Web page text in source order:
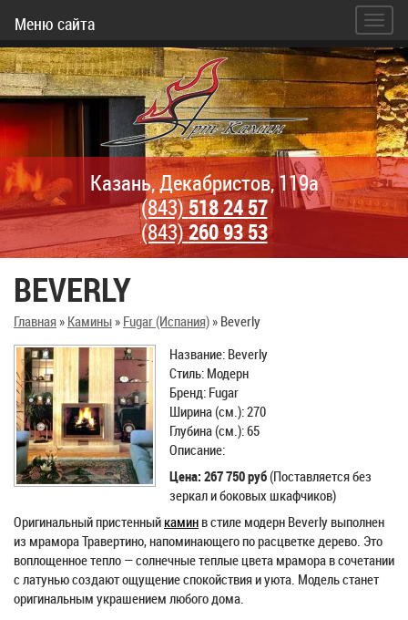
Меню сайта
Казань, Декабристов, 119а
(843)518 24 57
(843)260 93 53
BEVERLY
Главная» Камины» Fugar (Испания)» Beverly
Название: Beverly
Стиль: Модерн
Бренд: Fugar
Ширина (см.): 270
Глубина (см.): 65
Описание:
Цена: 267 750 руб(Поставляется без
зеркал и боковых шкафчиков)
Оригинальный пристенный камин в стиле модерн Beverly выполнен
из мрамора Травертино, напоминающего по расцветке дерево. Это
воплощенное тепло — солнечные теплые цвета мрамора в сочетании
с латунью создают ощущение спокойствия и уюта. Модель станет
оригинальным украшением любого дома.